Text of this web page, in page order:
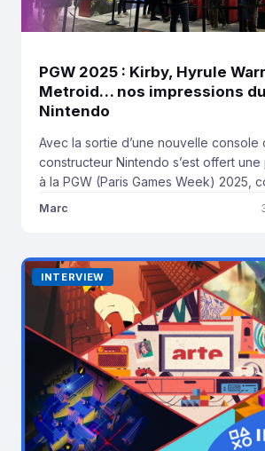
PGW 2025 : Kirby, Hyrule
Metroid… nos impressions
Nintendo
Avec la sortie d’une nouvelle console
constructeur Nintendo s’est offert
à la PGW (Paris Games Week) 2025,
une édition 2024 où il était un peu plus
Marc
INTERVIEW